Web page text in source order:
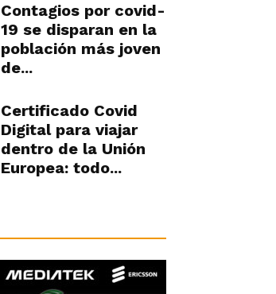
Contagios por covid-
19 se disparan en la
población más joven
de...
Certificado Covid
Digital para viajar
dentro de la Unión
Europea: todo...